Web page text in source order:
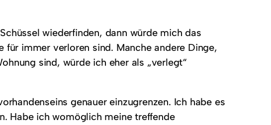
wiederfinden, dann würde mich das
für immer verloren sind. Manche andere Dinge,
sind, würde ich eher als „verlegt“
genauer einzugrenzen. Ich habe es
Habe ich womöglich meine treffende